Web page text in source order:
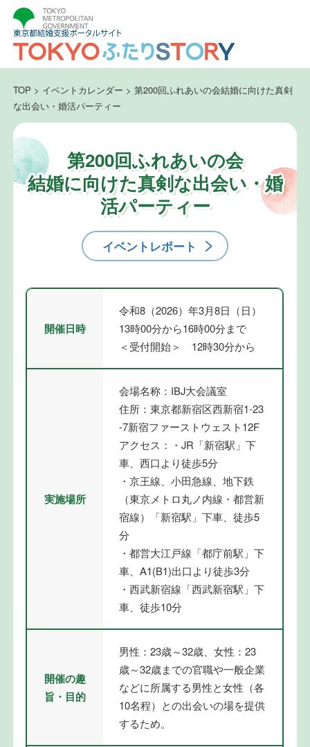
TOP > イベントカレンダー > 第200回ふれあいの会結婚に向けた真剣
な出会い・婚活パーティー
第200回ふれあいの会
結婚に向けた真剣な出会い・婚
活パーティー
イベントレポート
開催日時
令和8（2026）年3月8日（日）
13時00分から16時00分まで
＜受付開始＞ 12時30分から
実施場所
会場名称：IBJ大会議室
住所：東京都新宿区西新宿1-23
-7新宿ファーストウェスト12F
アクセス：・JR「新宿駅」下
車、西口より徒歩5分
・京王線、小田急線、地下鉄
（東京メトロ丸ノ内線・都営新
宿線）「新宿駅」下車、徒歩5
分
・都営大江戸線「都庁前駅」下
車、A1(B1)出口より徒歩3分
・西武新宿線「西武新宿駅」下
車、徒歩10分
開催の趣
旨・目的
男性：23歳～32歳、女性：23
歳～32歳までの官職や一般企業
などに所属する男性と女性（各
10名程）との出会いの場を提供
するため。